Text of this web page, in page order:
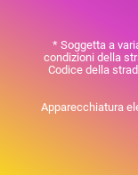
* Soggetta a
condizioni della
Codice della
Apparecchiatura